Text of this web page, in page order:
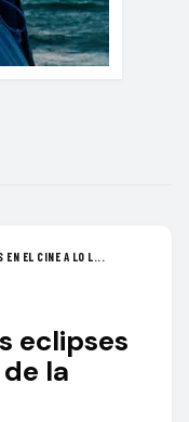
EN EL CINE A LO L...
eclipses
la